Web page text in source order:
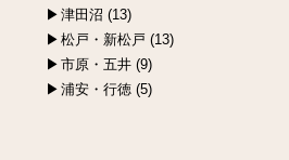
津田沼 (13)
松戸・新松戸 (13)
市原・五井 (9)
浦安・行徳 (5)